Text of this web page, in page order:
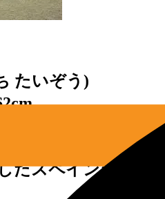
たいぞう)
ます。セルバンテ
たスペインシリー